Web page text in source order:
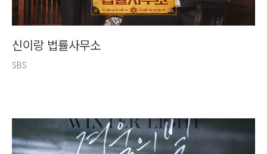
신이랑 법률사무소
SBS